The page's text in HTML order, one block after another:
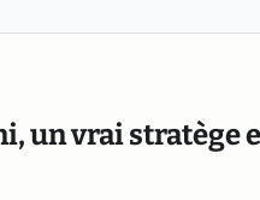
un vrai stratège